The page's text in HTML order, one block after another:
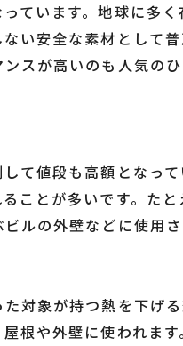
ています。地球に多
い安全な素材として普
スが高いのも人気の
て値段も高額となっ
ことが多いです。た
ルの外壁などに使用さ
対象が持つ熱を下げ
根や外壁に使われます